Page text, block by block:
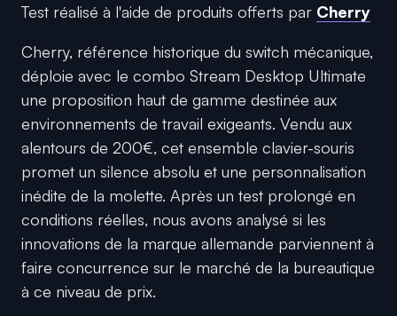
Test réalisé à l'aide de produits offerts par Cherry
Cherry, référence historique du switch mécanique,
déploie avec le combo Stream Desktop Ultimate
une proposition haut de gamme destinée aux
environnements de travail exigeants. Vendu aux
alentours de 200€, cet ensemble clavier-souris
promet un silence absolu et une personnalisation
inédite de la molette. Après un test prolongé en
conditions réelles, nous avons analysé si les
innovations de la marque allemande parviennent à
faire concurrence sur le marché de la bureautique
à ce niveau de prix.